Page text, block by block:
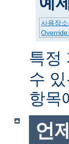
사용장소:
Override:
특정
수
항목
언